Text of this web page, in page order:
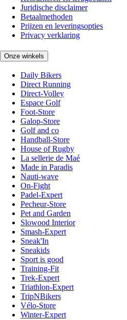
Juridische disclaimer
Betaalmethoden
Prijzen en leveringsopties
Privacy verklaring
Onze winkels
Daily Bikers
Direct Running
Direct-Volley
Espace Golf
Foot-Store
Galop-Store
Golf and co
Handball-Store
House of Rugby
La sellerie de Maé
Made in Paradis
Nauti-wave
On-Fight
Padel-Expert
Pecheur-Store
Pet and Garden
Slowood Interior
Smash-Expert
Sneak'In
Sneakids
Sport is good
Training-Fit
Trek-Expert
Triathlon-Expert
TripNBikers
Vélo-Store
Winter-Expert